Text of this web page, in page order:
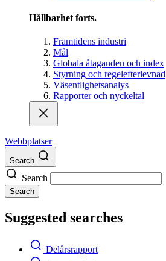
Hållbarhet forts.
Framtidens industri
Mål
Globala åtaganden och index
Styrning och regelefterlevnad
Väsentlighetsanalys
Rapporter och nyckeltal
Webbplatser
Search
Search
Search
Suggested searches
Delårsrapport